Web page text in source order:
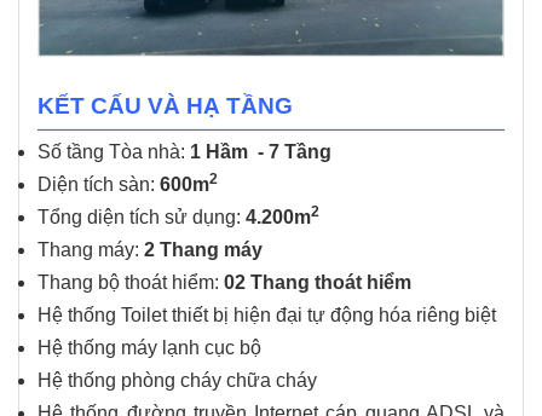
KẾT CẤU VÀ HẠ TẦNG
Số tầng Tòa nhà: 1 Hầm - 7 Tầng
Diện tích sàn: 600m2
Tổng diện tích sử dụng: 4.200m2
Thang máy: 2 Thang máy
Thang bộ thoát hiểm: 02 Thang thoát hiểm
Hệ thống Toilet thiết bị hiện đại tự động hóa riêng biệt
Hệ thống máy lạnh cục bộ
Hệ thống phòng cháy chữa cháy